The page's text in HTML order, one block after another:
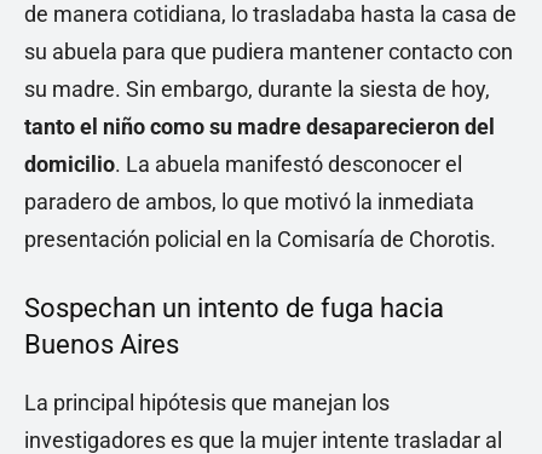
de manera cotidiana, lo trasladaba hasta la casa de
su abuela para que pudiera mantener contacto con
su madre. Sin embargo, durante la siesta de hoy,
tanto el niño como su madre desaparecieron del
domicilio. La abuela manifestó desconocer el
paradero de ambos, lo que motivó la inmediata
presentación policial en la Comisaría de Chorotis.
Sospechan un intento de fuga hacia
Buenos Aires
La principal hipótesis que manejan los
investigadores es que la mujer intente trasladar al